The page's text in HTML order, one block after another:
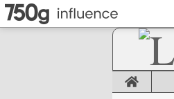
Home